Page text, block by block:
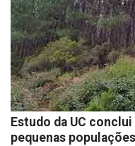
Estudo da UC
pequenas